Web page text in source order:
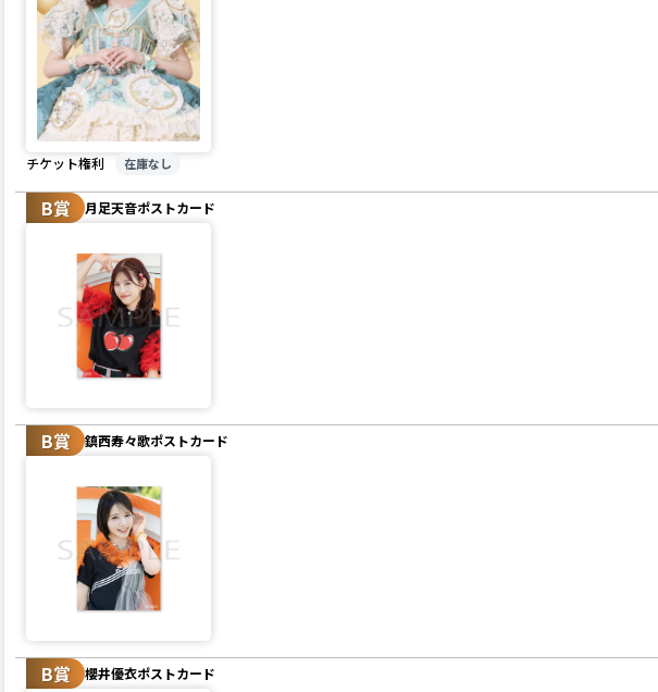
チケット権利 在庫なし
B賞 月足天音ポストカード
B賞 鎮西寿々歌ポストカード
B賞 櫻井優衣ポストカード